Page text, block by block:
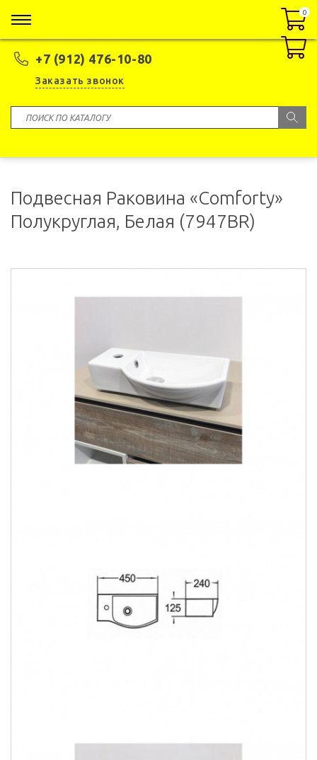
+7 (912) 476-10-80
Заказать звонок
0
0
Подвесная Раковина «Comforty»
Полукруглая, Белая (7947BR)